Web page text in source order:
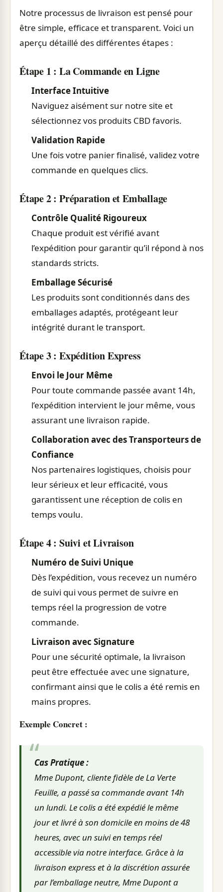
Notre processus de livraison est pensé pour
être simple, efficace et transparent. Voici un
aperçu détaillé des différentes étapes :
Étape 1 : La Commande en Ligne
Interface Intuitive
Naviguez aisément sur notre site et
sélectionnez vos produits CBD favoris.
Validation Rapide
Une fois votre panier finalisé, validez votre
commande en quelques clics.
Étape 2 : Préparation et Emballage
Contrôle Qualité Rigoureux
Chaque produit est vérifié avant
l’expédition pour garantir qu’il répond à nos
standards stricts.
Emballage Sécurisé
Les produits sont conditionnés dans des
emballages adaptés, protégeant leur
intégrité durant le transport.
Étape 3 : Expédition Express
Envoi le Jour Même
Pour toute commande passée avant 14h,
l’expédition intervient le jour même, vous
assurant une livraison rapide.
Collaboration avec des Transporteurs de
Confiance
Nos partenaires logistiques, choisis pour
leur sérieux et leur efficacité, vous
garantissent une réception de colis en
temps voulu.
Étape 4 : Suivi et Livraison
Numéro de Suivi Unique
Dès l’expédition, vous recevez un numéro
de suivi qui vous permet de suivre en
temps réel la progression de votre
commande.
Livraison avec Signature
Pour une sécurité optimale, la livraison
peut être effectuée avec une signature,
confirmant ainsi que le colis a été remis en
mains propres.
Exemple Concret :
Cas Pratique :
Mme Dupont, cliente fidèle de La Verte
Feuille, a passé sa commande avant 14h
un lundi. Le colis a été expédié le même
jour et livré à son domicile en moins de 48
heures, avec un suivi en temps réel
accessible via notre interface. Grâce à la
livraison express et à la discrétion assurée
par l’emballage neutre, Mme Dupont a